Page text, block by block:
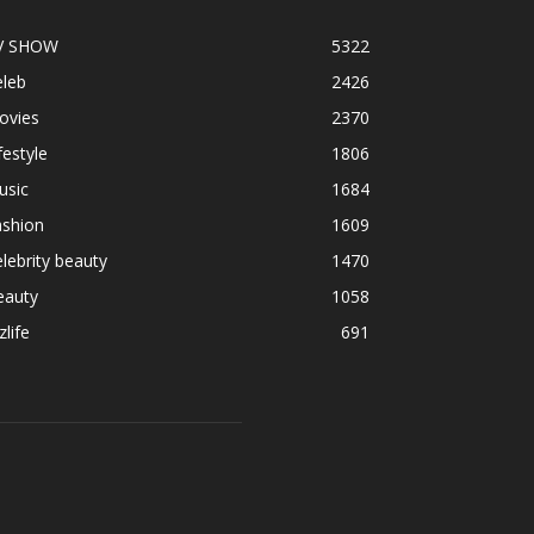
SHOW
5322
2426
2370
1806
1684
1609
beauty
1470
1058
691